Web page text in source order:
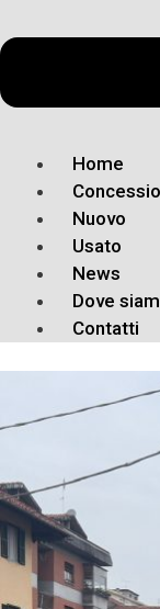
Home
Nuovo
Usato
News
Dove
Contatti